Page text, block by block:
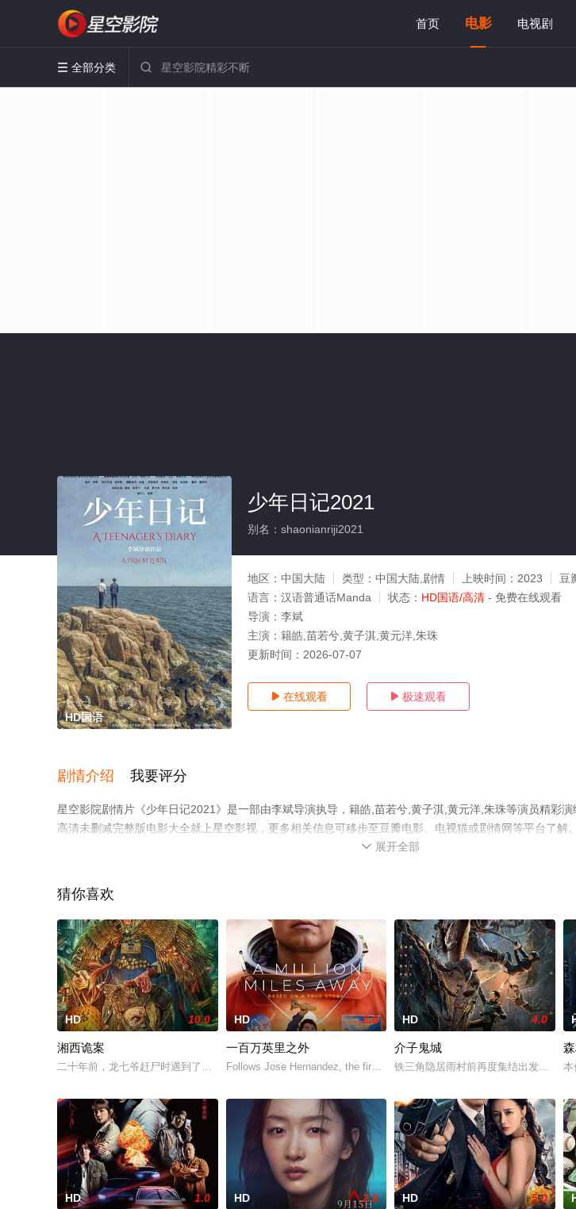
首页 电影 电视剧
 全部分类 
HD国语
少年日记2021
别名：shaonianriji2021
地区： 中国大陆 类型： 中国大陆,剧情 上映时间： 2023 豆
语言： 汉语普通话Manda 状态： HD国语/高清 - 免费在线观看
导演： 李斌
主演： 籍皓,苗若兮,黄子淇,黄元洋,朱珠
更新时间： 2026-07-07
 在线观看  极速观看
剧情介绍 我要评分
星空影院剧情片《少年日记2021》是一部由李斌导演执导，籍皓,苗若兮,黄子淇,黄元洋,朱珠等演员精彩
高清未删减完整版电影大全就上星空影视，更多相关信息可移步至豆瓣电影、电视猫或剧情网等平台了解。
 展开全部
猜你喜欢
HD 10.0
湘西诡案
二十年前，龙七爷赶尸时遇到了赶尸人最怕的事情——尸路无门；二十年后，随着一名无头尸的出
HD 2.0
一百万英里之外
Follows Jose Hernandez, the first migrant f
HD 4.0
介子鬼城
铁三角隐居雨村前再度集结出发！荧惑本
HD 1.0 HD 2.0 HD 5.0